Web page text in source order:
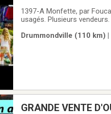
1397-A Monfette, par Foucault, St-Charles 30 mai de 8h-15hBeaucoup beaucoup d'articles neufs et d'autres
usagés. Plusieurs vendeurs.
Drummondville (110 km)
GRANDE VENTE